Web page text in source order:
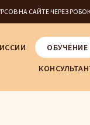
НА САЙТЕ ЧЕРЕЗ
ОБУЧЕНИЕ